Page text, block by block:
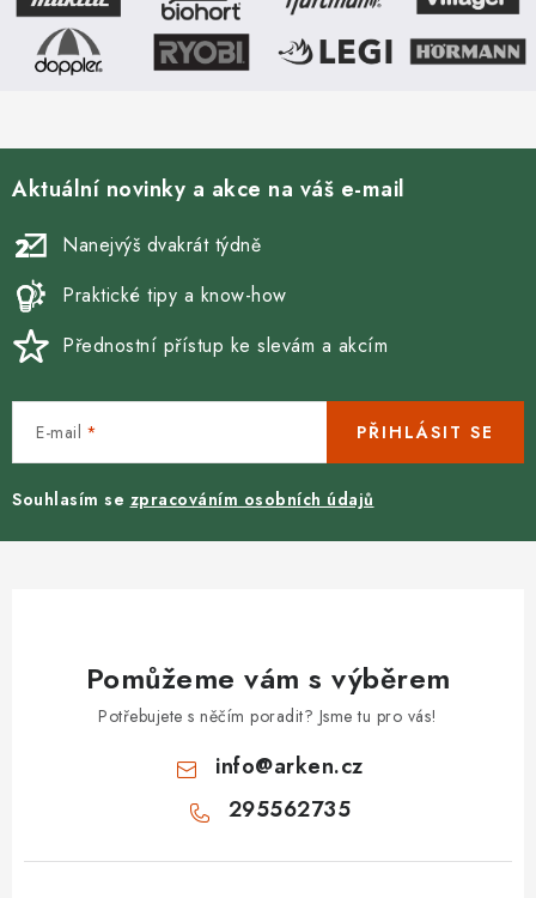
Aktuální novinky a akce na váš e-mail
Nanejvýš dvakrát týdně
Praktické tipy a know-how
Přednostní přístup ke slevám a akcím
E-mail
Souhlasím se zpracováním osobních údajů
PŘIHLÁSIT SE
Pomůžeme vám s výběrem
Potřebujete s něčím poradit? Jsme tu pro vás!
info@arken.cz
295562735